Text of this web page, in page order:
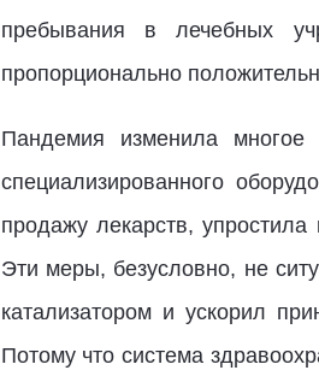
пребывания в лечебных
пропорционально
Пандемия изменила
специализированного
продажу лекарств,
Эти меры, безусловно, не
катализатором и ускорил
Потому что система